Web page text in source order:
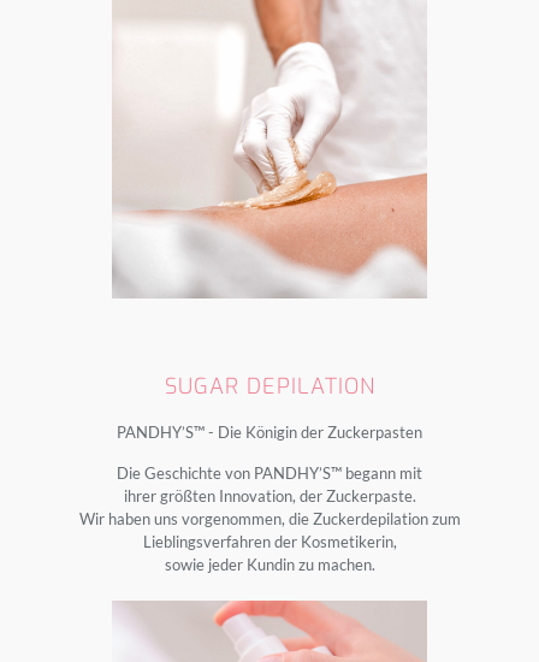
SUGAR DEPILATION
PANDHY’S™ - Die Königin der Zuckerpasten
Die Geschichte von PANDHY’S™ begann mit
ihrer größten Innovation, der Zuckerpaste.
Wir haben uns vorgenommen, die Zuckerdepilation zum
Lieblingsverfahren der Kosmetikerin,
sowie jeder Kundin zu machen.